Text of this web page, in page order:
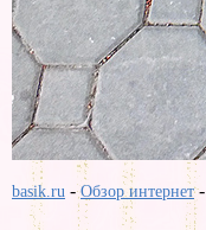
basik.ru -Обзор интернет-